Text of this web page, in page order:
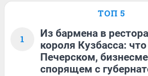
ТОП 5
1
Из бармена в
короля Кузбасса:
Печерском,
спорящем с